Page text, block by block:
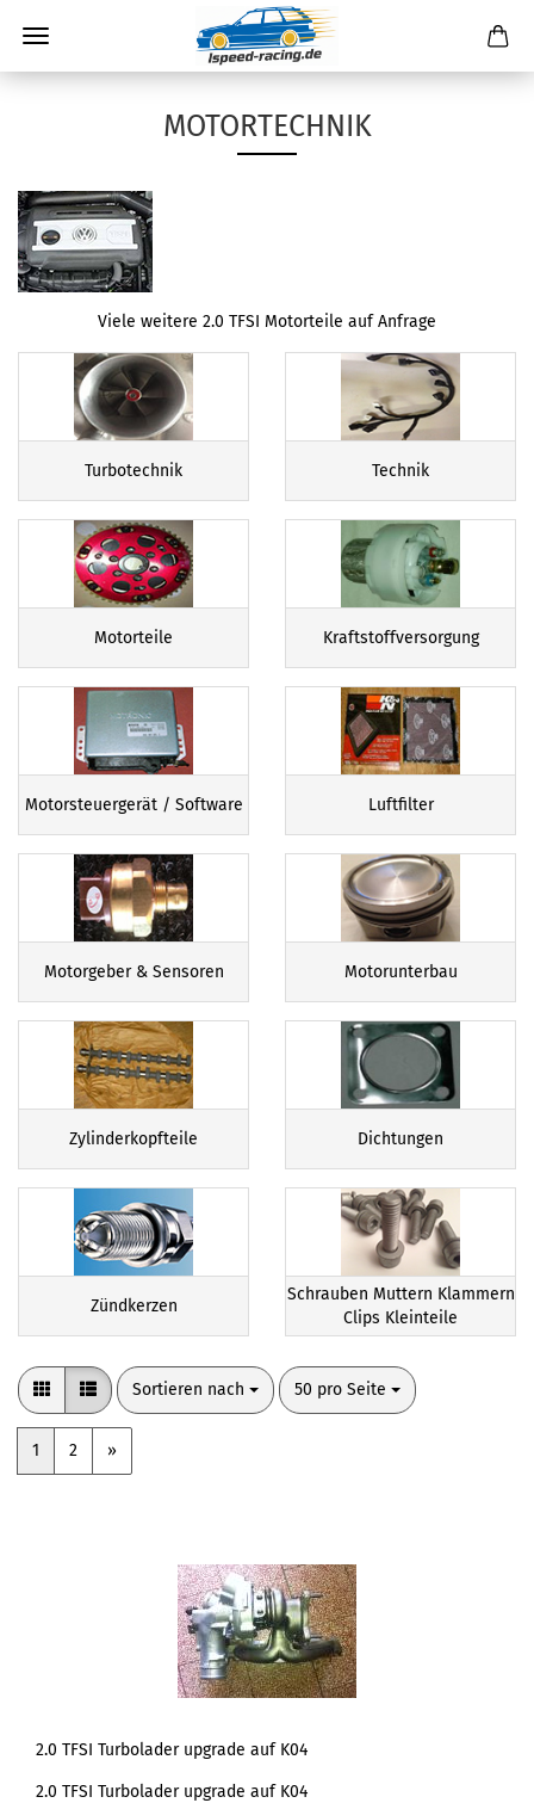
MOTORTECHNIK
Viele weitere 2.0 TFSI Motorteile auf Anfrage
Turbotechnik Technik
Motorteile Kraftstoffversorgung
Motorsteuergerät / Software Luftfilter
Motorgeber & Sensoren Motorunterbau
Zylinderkopfteile Dichtungen
Zündkerzen
Schrauben Muttern Klammern
Clips Kleinteile
Sortieren nach
Sortieren nach 50 pro Seite
pro Seite
1 2 »
2.0 TFSI Turbolader upgrade auf K04
2.0 TFSI Turbolader upgrade auf K04